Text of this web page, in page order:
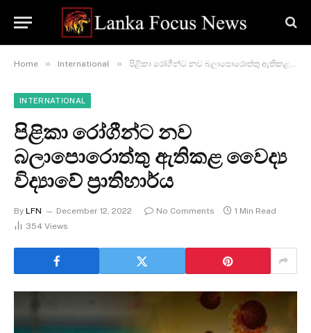
Home » International » පිළිකා රෝගීන්ට නව බලාපොරොත්තු ඇතිකළ වෛද්‍ය විද්‍යාවේ ප්‍රාතිහාර්ය
INTERNATIONAL
පිළිකා රෝගීන්ට නව
බලාපොරොත්තු ඇතිකළ වෛද්‍ය
විද්‍යාවේ ප්‍රාතිහාර්ය
By LFN December 12, 2022 No Comments
1 Min Read
354 Views